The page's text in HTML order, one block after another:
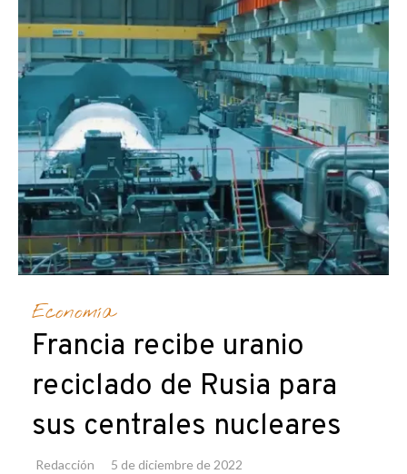
Economía
Francia recibe uranio
reciclado de Rusia para
sus centrales nucleares
Redacción 5 de diciembre de 2022